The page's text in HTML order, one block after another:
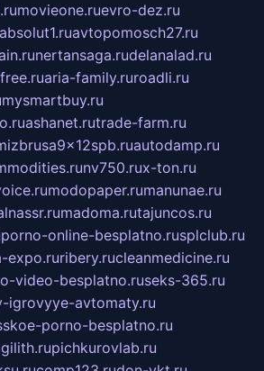
movieone.ruevro-dez.ru
avtopomosch27.ru
nertansaga.rudelanalad.ru
aria-family.ruroadli.ru
mysmartbuy.ru
ashanet.rutrade-farm.ru
autodamp.ru
nv750.rux-ton.ru
modopaper.rumanunae.ru
madoma.rutajuncos.ru
porno-online-besplatno.rusplclub.ru
expo.ruribery.rucleanmedicine.ru
video-besplatno.ruseks-365.ru
igrovyye-avtomaty.ru
porno-besplatno.ru
pichkurovlab.ru